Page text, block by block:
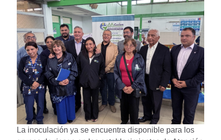
La inoculación ya se encuentra disponible para los